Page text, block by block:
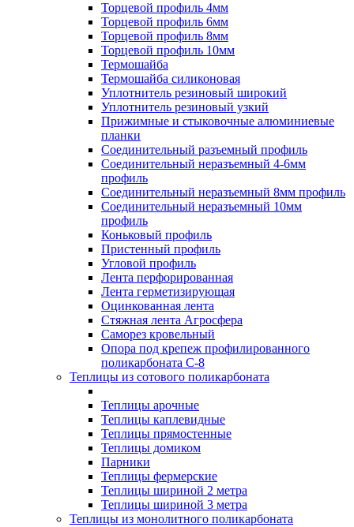
Торцевой профиль 4мм
Торцевой профиль 6мм
Торцевой профиль 8мм
Торцевой профиль 10мм
Термошайба
Термошайба силиконовая
Уплотнитель резиновый широкий
Уплотнитель резиновый узкий
Прижимные и стыковочные алюминиевые
планки
Соединительный разъемный профиль
Соединительный неразъемный 4-6мм
профиль
Соединительный неразъемный 8мм профиль
Соединительный неразъемный 10мм
профиль
Коньковый профиль
Пристенный профиль
Угловой профиль
Лента перфорированная
Лента герметизирующая
Оцинкованная лента
Стяжная лента Агросфера
Саморез кровельный
Опора под крепеж профилированного
поликарбоната С-8
Теплицы из сотового поликарбоната
Теплицы арочные
Теплицы каплевидные
Теплицы прямостенные
Теплицы домиком
Парники
Теплицы фермерские
Теплицы шириной 2 метра
Теплицы шириной 3 метра
Теплицы из монолитного поликарбоната